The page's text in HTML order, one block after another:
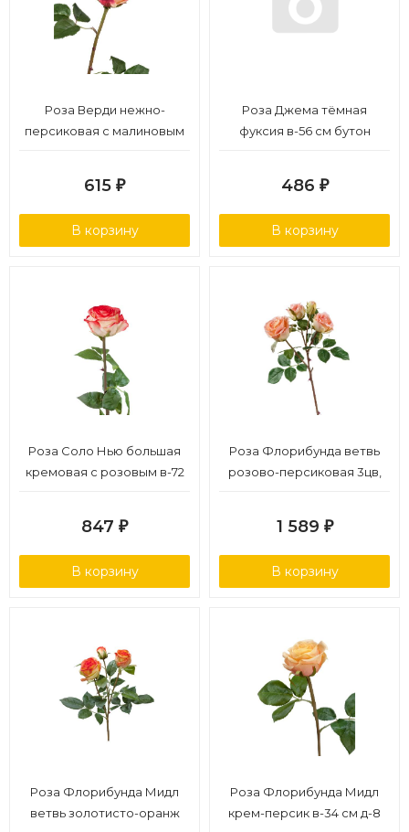
Роза Верди нежно-
персиковая с малиновым
615 ₽
В корзину
Роза Джема тёмная
фуксия в-56 см бутон
486 ₽
В корзину
Роза Соло Нью большая
кремовая с розовым в-72
847 ₽
В корзину
Роза Флорибунда ветвь
розово-персиковая 3цв,
1 589 ₽
В корзину
Роза Флорибунда Мидл
ветвь золотисто-оранж
Роза Флорибунда Мидл
крем-персик в-34 см д-8